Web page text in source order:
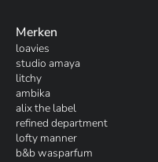
Merken
loavies
studio amaya
litchy
ambika
alix the label
refined department
lofty manner
b&b wasparfum